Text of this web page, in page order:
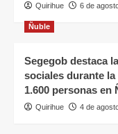
Quirihue 6 de
Ñuble
Segegob destaca
sociales durante la
1.600 personas en
Quirihue 4 de